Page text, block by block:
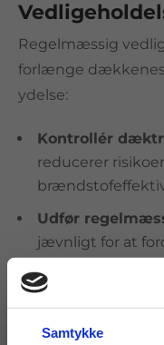
Samtykke
Regelmæssig
forlænge dækkenes
ydelse:
Kontrollér
reducerer
Udfør
jævnligt for at
Tjek
mønsterdybden